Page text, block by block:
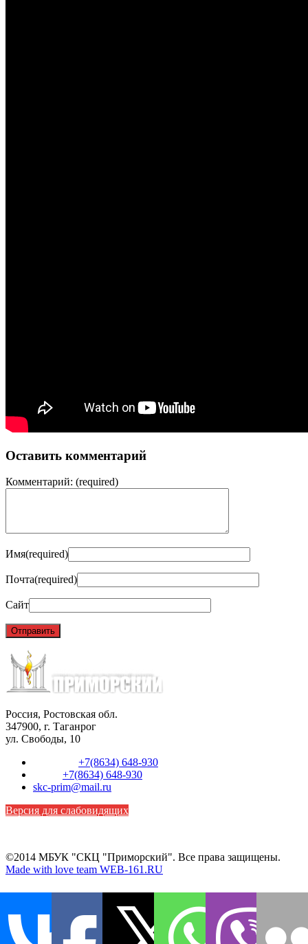
Оставить комментарий
Комментарий: (required)
Имя(required)
Почта(required)
Сайт
Россия, Ростовская обл.
347900, г. Таганрог
ул. Свободы, 10
+7(8634) 648-930
+7(8634) 648-930
skc-prim@mail.ru
Версия для слабовидящих
©2014 МБУК "СКЦ "Приморский". Все права защищены.
Made with love team WEB-161.RU